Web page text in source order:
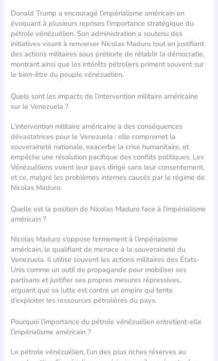
Donald Trump a encouragé l’impérialisme américain en
évoquant à plusieurs reprises l’importance stratégique du
pétrole vénézuélien. Son administration a soutenu des
initiatives visant à renverser Nicolas Maduro tout en justifiant
des actions militaires sous prétexte de rétablir la démocratie,
montrant ainsi que les intérêts pétroliers priment souvent sur
le bien-être du peuple vénézuélien.
Quels sont les impacts de l’intervention militaire américaine
sur le Venezuela ?
L’intervention militaire américaine a des conséquences
dévastatrices pour le Venezuela : elle compromet la
souveraineté nationale, exacerbe la crise humanitaire, et
empêche une résolution pacifique des conflits politiques. Les
Vénézuéliens voient leur pays dirigé sans leur consentement,
et ce, malgré les problèmes internes causés par le régime de
Nicolas Maduro.
Quelle est la position de Nicolas Maduro face à l’impérialisme
américain ?
Nicolas Maduro s’oppose fermement à l’impérialisme
américain, le qualifiant de menace à la souveraineté du
Venezuela. Il utilise souvent les actions militaires des États-
Unis comme un outil de propagande pour mobiliser ses
partisans et justifier ses propres mesures répressives,
arguant que sa lutte est contre un empire qui tente
d’exploiter les ressources pétrolières du pays.
Pourquoi l’importance du pétrole vénézuélien entretient-elle
l’impérialisme américain ?
Le pétrole vénézuélien, l’un des plus riches réserves au